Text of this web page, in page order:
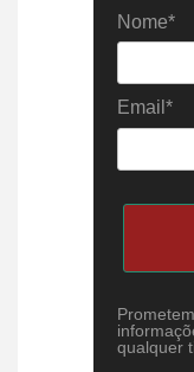
Nome*
Email*
qualquer